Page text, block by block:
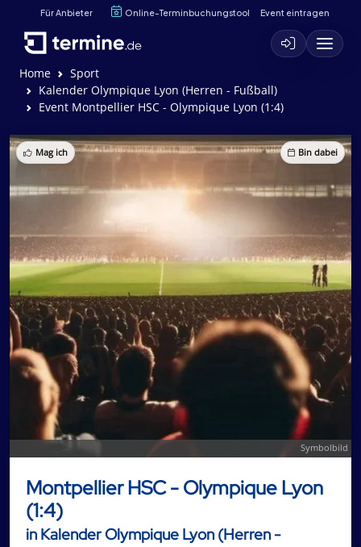
Für Anbieter Online-Terminbuchungstool Event eintragen
Home
Sport
Kalender Olympique Lyon (Herren - Fußball)
Event Montpellier HSC - Olympique Lyon (1:4)
Mag ich Bin dabei
Symbolbild
Montpellier HSC - Olympique Lyon
(1:4)
in Kalender Olympique Lyon (Herren -